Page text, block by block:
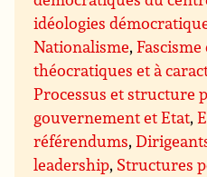
idéologies
Nationalisme,
théocratiques et à
Processus et structure
gouvernement et Etat,
référendums,
leadership, Structures